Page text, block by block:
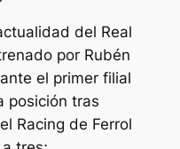
del Real
por Rubén
el primer filial
posición tras
Racing de Ferrol